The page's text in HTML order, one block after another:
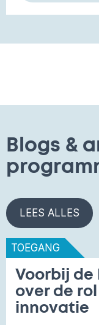
Blogs &
LEES ALLES
TOEGANG
Voorbij de
over de
innovatie